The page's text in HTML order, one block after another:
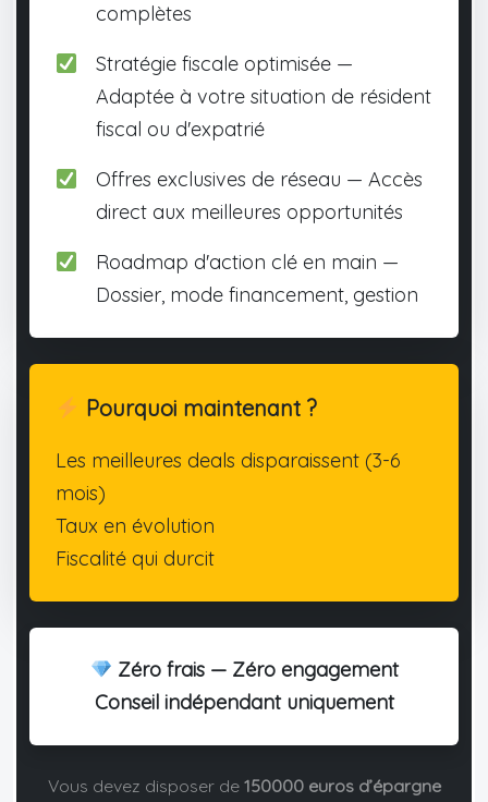
complètes
Stratégie fiscale optimisée —
Adaptée à votre situation de résident
fiscal ou d'expatrié
Offres exclusives de réseau — Accès
direct aux meilleures opportunités
Roadmap d'action clé en main —
Dossier, mode financement, gestion
Pourquoi maintenant ?
Les meilleures deals disparaissent (3-6
mois)
Taux en évolution
Fiscalité qui durcit
Zéro frais — Zéro engagement
Conseil indépendant uniquement
Vous devez disposer de 150000 euros d’épargne